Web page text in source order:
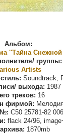
Альбом:
''Тайна
группы:
Artists
Soundtrack,
выхода: 1987
треков: 16
фирмой:
№: С50 25781-82 006
flack 24/96,
1870mb